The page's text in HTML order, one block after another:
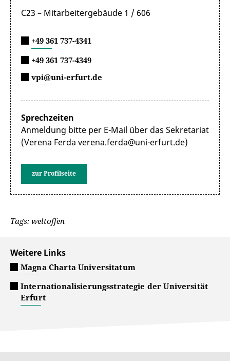
C23 – Mitarbeitergebäude 1 / 606
+49 361 737-4341
+49 361 737-4349
vpi@uni-erfurt.de
Sprechzeiten
Anmeldung bitte per E-Mail über das Sekretariat
(Verena Ferda verena.ferda@uni-erfurt.de)
zur Profilseite
Tags: weltoffen
Weitere Links
Magna Charta Universitatum
Internationalisierungsstrategie der Universität
Erfurt